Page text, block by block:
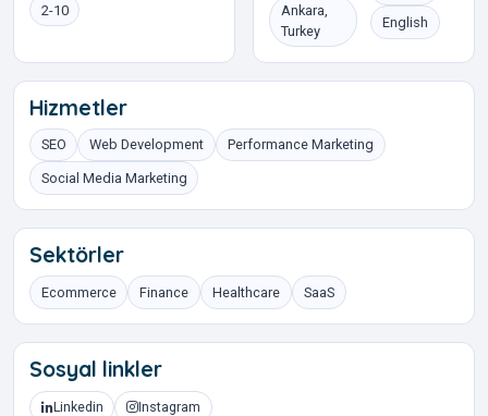
2-10
Ankara,
Turkey
English
Hizmetler
SEO Web Development Performance Marketing
Social Media Marketing
Sektörler
Ecommerce Finance Healthcare SaaS
Sosyal linkler
Linkedin Instagram